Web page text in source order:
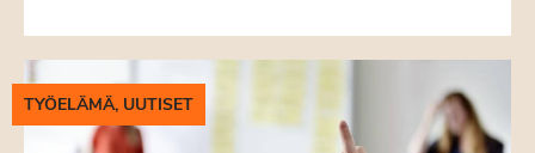
TYÖELÄMÄ, UUTISET